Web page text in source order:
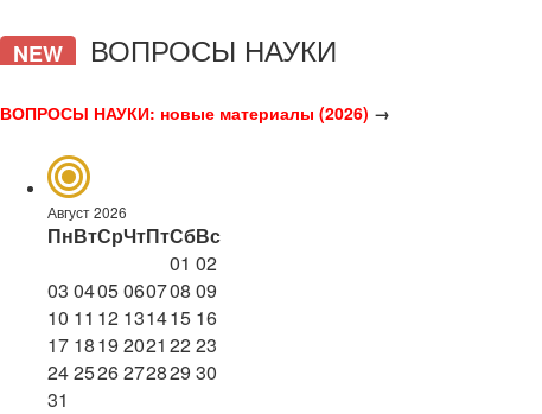
NEW ВОПРОСЫ НАУКИ
ВОПРОСЫ НАУКИ: новые материалы (2026) →
Август 2026
ПнВтСрЧтПтСбВс
01 02
03 0405060708 09
10 11 12 131415 16
17 1819 2021 2223
242526272829 30
31